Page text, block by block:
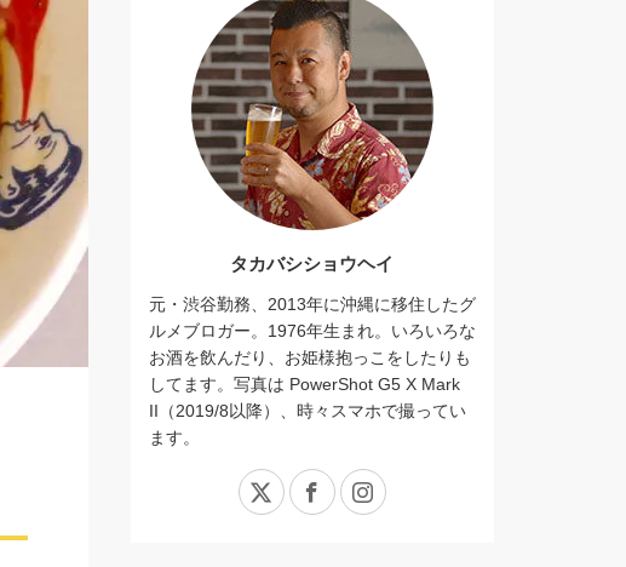
タカバシショウヘイ
元・渋谷勤務、2013年に沖縄に移住したグ
ルメブロガー。1976年生まれ。いろいろな
お酒を飲んだり、お姫様抱っこをしたりも
してます。写真は PowerShot G5 X Mark
II（2019/8以降）、時々スマホで撮ってい
ます。
X FacebookInstagram